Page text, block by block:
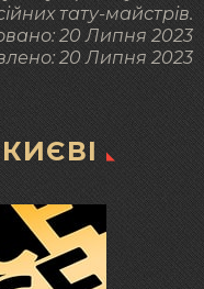
тату-майстрів.
20 Липня 2023
20 Липня 2023